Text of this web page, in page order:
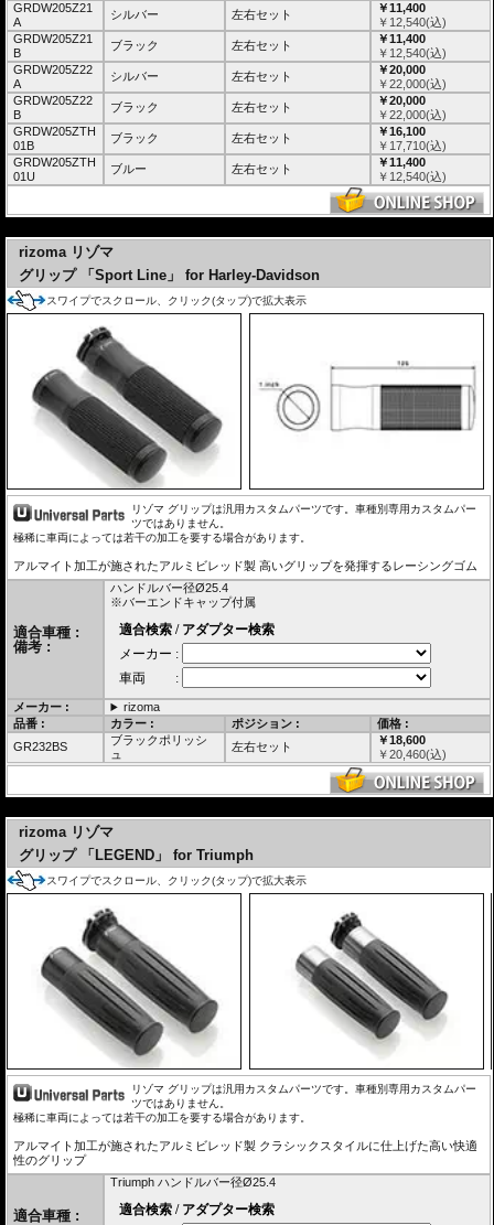
GRDW205Z21
A
シルバー 左右セット
￥11,400
￥ 12,540(込)
GRDW205Z21
B
ブラック 左右セット
￥11,400
￥ 12,540(込)
GRDW205Z22
A
シルバー 左右セット
￥20,000
￥22,000(込)
GRDW205Z22
B
ブラック 左右セット
￥20,000
￥22,000(込)
GRDW205ZTH
01B
ブラック 左右セット
￥16,100
￥ 17,710(込)
GRDW205ZTH
01U
ブルー 左右セット
￥11,400
￥ 12,540(込)
rizoma リゾマ
グリップ 「Sport Line」 for Harley-Davidson
スワイプでスクロール、クリック(タップ)で拡大表示
リゾマ グリップは汎用カスタムパーツです。車種別専用カスタムパー
ツではありません。
極稀に車両によっては若干の加工を要する場合があります。
アルマイト加工が施されたアルミビレッド製 高いグリップを発揮するレーシングゴム
適合車種 :
備考 :
ハンドルバー径Ø25.4
※バーエンドキャップ付属
メーカー :
rizoma
品番 :
カラー : ポジション :
価格 :
GR232BS
ブラックポリッシ
ュ
左右セット
￥18,600
￥20,460(込)
rizoma リゾマ
グリップ 「LEGEND」 for Triumph
スワイプでスクロール、クリック(タップ)で拡大表示
リゾマ グリップは汎用カスタムパーツです。車種別専用カスタムパー
ツではありません。
極稀に車両によっては若干の加工を要する場合があります。
アルマイト加工が施されたアルミビレッド製 クラシックスタイルに仕上げた高い快適
性のグリップ
適合車種 :
Triumph ハンドルバー径Ø25.4